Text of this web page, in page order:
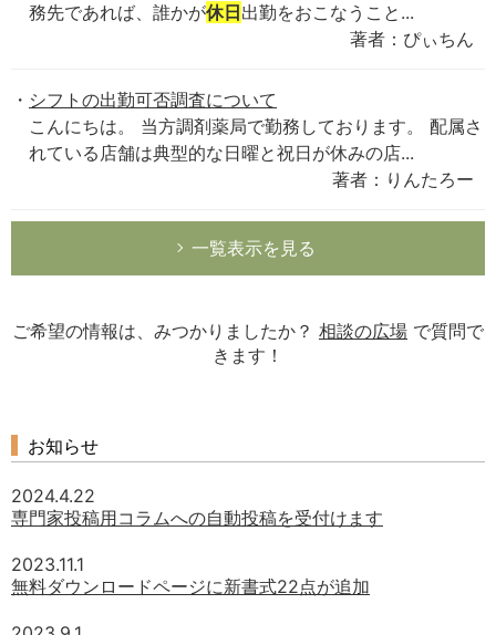
務先であれば、誰かが休日出勤をおこなうこと...
著者：ぴぃちん
シフトの出勤可否調査について
こんにちは。 当方調剤薬局で勤務しております。 配属さ
れている店舗は典型的な日曜と祝日が休みの店...
著者：りんたろー
一覧表示を見る
ご希望の情報は、みつかりましたか？ 相談の広場 で質問で
きます！
お知らせ
2024.4.22
専門家投稿用コラムへの自動投稿を受付けます
2023.11.1
無料ダウンロードページに新書式22点が追加